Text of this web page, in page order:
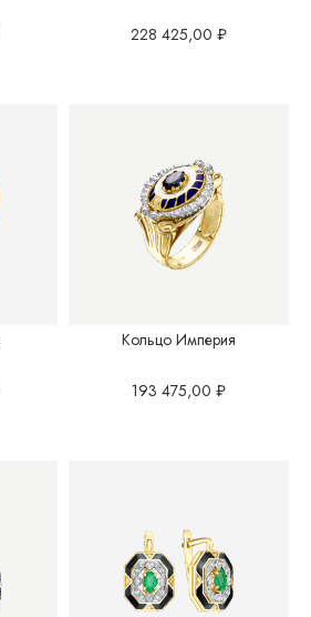
228 425,00 ₽
Кольцо Империя
193 475,00 ₽